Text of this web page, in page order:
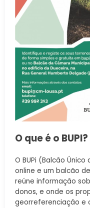
O que é o BUPI?
O BUPi (Balcão
online e um balcão
reúne informação
donos, e onde os
georreferenciação e